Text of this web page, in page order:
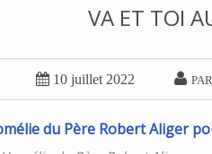
VA ET TOI
 10 juillet 2022 